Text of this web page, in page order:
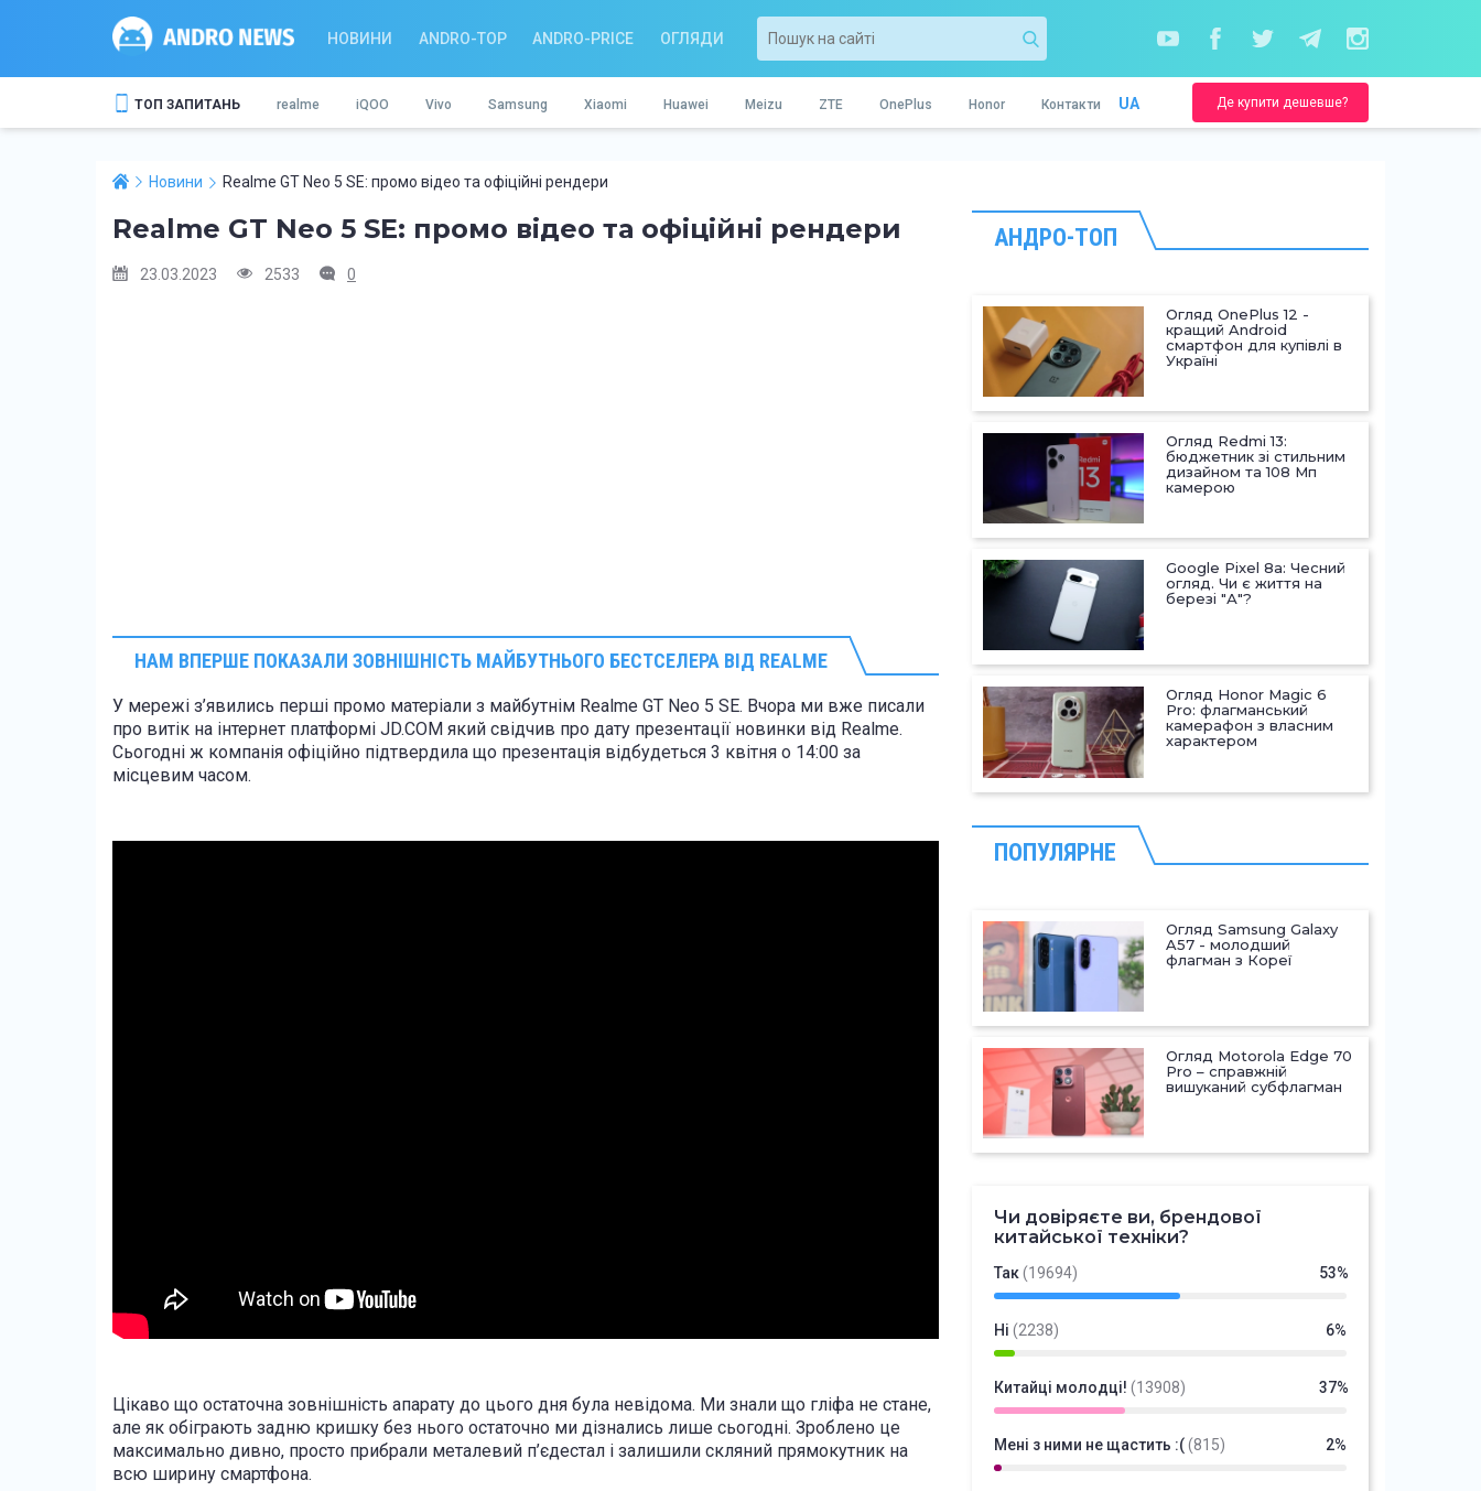
НОВИНИ ANDRO-TOP ANDRO-PRICE ОГЛЯДИ
ТОП ЗАПИТАНЬ realme iQOO Vivo Samsung Xiaomi Huawei Meizu ZTE OnePlus Honor Контакти UA Де купити дешевше?
Новини Realme GT Neo 5 SE: промо відео та офіційні рендери
Realme GT Neo 5 SE: промо відео та офіційні рендери
23.03.2023 2533 0
НАМ ВПЕРШЕ ПОКАЗАЛИ ЗОВНІШНІСТЬ МАЙБУТНЬОГО БЕСТСЕЛЕРА ВІД REALME
У мережі з’явились перші промо матеріали з майбутнім Realme GT Neo 5 SE. Вчора ми вже писали
про витік на інтернет платформі JD.COM який свідчив про дату презентації новинки від Realme.
Сьогодні ж компанія офіційно підтвердила що презентація відбудеться 3 квітня о 14:00 за
місцевим часом.
Цікаво що остаточна зовнішність апарату до цього дня була невідома. Ми знали що гліфа не стане,
але як обіграють задню кришку без нього остаточно ми дізнались лише сьогодні. Зроблено це
максимально дивно, просто прибрали металевий п’єдестал і залишили скляний прямокутник на
всю ширину смартфона.
АНДРО-ТОП
Огляд OnePlus 12 -
кращий Android
смартфон для купівлі в
Україні
Огляд Redmi 13:
бюджетник зі стильним
дизайном та 108 Мп
камерою
Google Pixel 8a: Чесний
огляд. Чи є життя на
березі "А"?
Огляд Honor Magic 6
Pro: флагманський
камерафон з власним
характером
ПОПУЛЯРНЕ
Огляд Samsung Galaxy
A57 - молодший
флагман з Кореї
Огляд Motorola Edge 70
Pro – справжній
вишуканий субфлагман
Чи довіряєте ви, брендової
китайської техніки?
Так(19694) 53%
Ні (2238) 6%
Китайці молодці! (13908) 37%
Мені з ними не щастить :((815) 2%